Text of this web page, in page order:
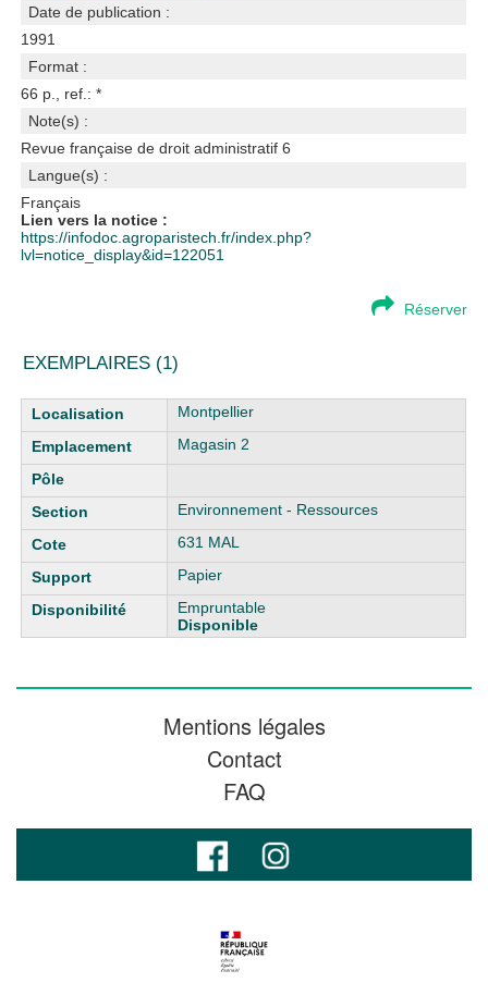
Date de publication :
1991
Format :
66 p., ref.: *
Note(s) :
Revue française de droit administratif 6
Langue(s) :
Français
Lien vers la notice :
https://infodoc.agroparistech.fr/index.php?
lvl=notice_display&id=122051
Réserver
EXEMPLAIRES (1)
Liste des exemplaires
Montpellier
Magasin 2
Environnement - Ressources
631 MAL
Papier
Empruntable
Disponible
Mentions légales
Contact
FAQ